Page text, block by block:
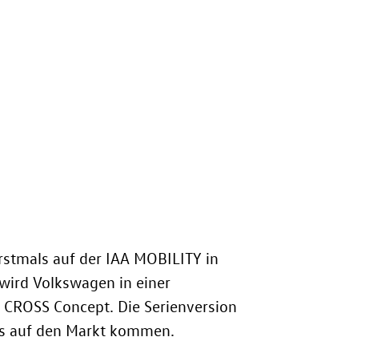
auf der IAA MOBILITY in
Volkswagen in einer
CROSS Concept. Die Serienversion
auf den Markt kommen.